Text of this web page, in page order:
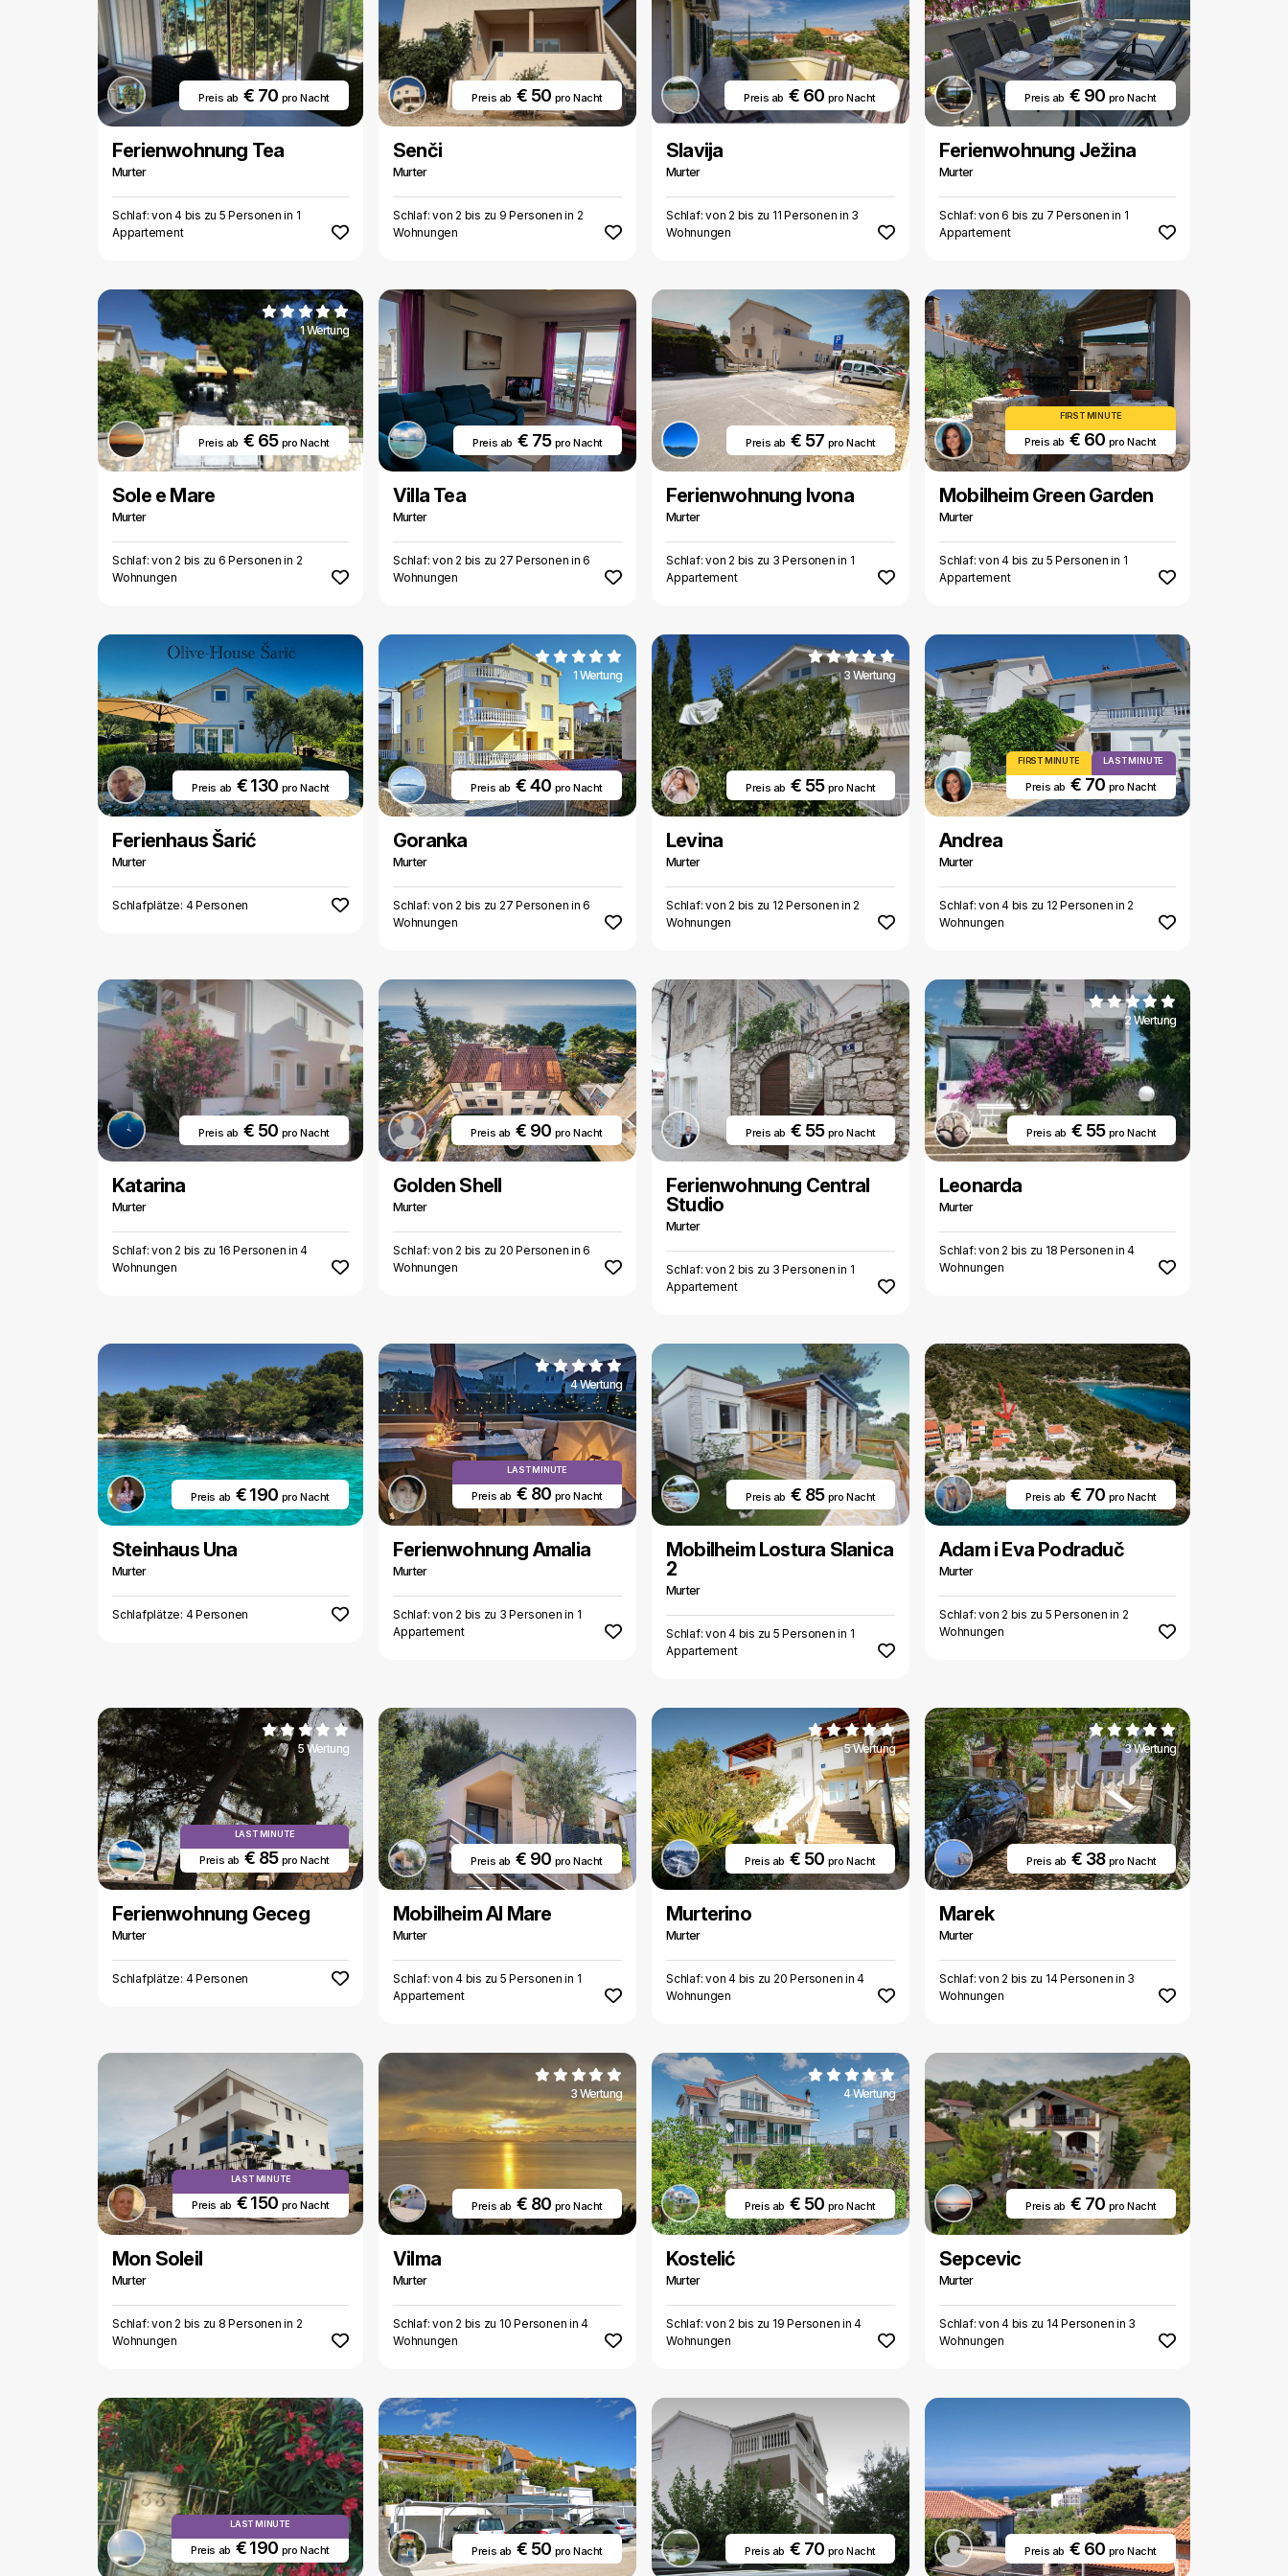
Preis ab€ 70 pro Nacht
Ferienwohnung Tea
Murter
Schlaf: von 4 bis zu 5 Personen in 1
Appartement
Preis ab€ 50 pro Nacht
Senči
Murter
Schlaf: von 2 bis zu 9 Personen in 2
Wohnungen
Preis ab€ 60 pro Nacht
Slavija
Murter
Schlaf: von 2 bis zu 11 Personen in 3
Wohnungen
Preis ab€ 90 pro Nacht
Ferienwohnung Ježina
Murter
Schlaf: von 6 bis zu 7 Personen in 1
Appartement
1 Wertung
Preis ab€ 65 pro Nacht
Sole e Mare
Murter
Schlaf: von 2 bis zu 6 Personen in 2
Wohnungen
Preis ab€ 75 pro Nacht
Villa Tea
Murter
Schlaf: von 2 bis zu 27 Personen in 6
Wohnungen
Preis ab€ 57 pro Nacht
Ferienwohnung Ivona
Murter
Schlaf: von 2 bis zu 3 Personen in 1
Appartement
FIRST MINUTE
Preis ab€ 60 pro Nacht
Mobilheim Green Garden
Murter
Schlaf: von 4 bis zu 5 Personen in 1
Appartement
Preis ab € 130 pro Nacht
Ferienhaus Šarić
Murter
Schlafplätze: 4 Personen
1 Wertung
Preis ab€ 40 pro Nacht
Goranka
Murter
Schlaf: von 2 bis zu 27 Personen in 6
Wohnungen
3 Wertung
Preis ab€ 55 pro Nacht
Levina
Murter
Schlaf: von 2 bis zu 12 Personen in 2
Wohnungen
FIRST MINUTE LAST MINUTE
Preis ab€ 70 pro Nacht
Andrea
Murter
Schlaf: von 4 bis zu 12 Personen in 2
Wohnungen
Preis ab€ 50 pro Nacht
Katarina
Murter
Schlaf: von 2 bis zu 16 Personen in 4
Wohnungen
Preis ab€ 90 pro Nacht
Golden Shell
Murter
Schlaf: von 2 bis zu 20 Personen in 6
Wohnungen
Preis ab€ 55 pro Nacht
Ferienwohnung Central
Studio
Murter
Schlaf: von 2 bis zu 3 Personen in 1
Appartement
2 Wertung
Preis ab€ 55 pro Nacht
Leonarda
Murter
Schlaf: von 2 bis zu 18 Personen in 4
Wohnungen
Preis ab € 190 pro Nacht
Steinhaus Una
Murter
Schlafplätze: 4 Personen
4 Wertung
LAST MINUTE
Preis ab€ 80 pro Nacht
Ferienwohnung Amalia
Murter
Schlaf: von 2 bis zu 3 Personen in 1
Appartement
Preis ab€ 85 pro Nacht
Mobilheim Lostura Slanica
2
Murter
Schlaf: von 4 bis zu 5 Personen in 1
Appartement
Preis ab€ 70 pro Nacht
Adam i Eva Podraduč
Murter
Schlaf: von 2 bis zu 5 Personen in 2
Wohnungen
5 Wertung
LAST MINUTE
Preis ab€ 85 pro Nacht
Ferienwohnung Geceg
Murter
Schlafplätze: 4 Personen
Preis ab€ 90 pro Nacht
Mobilheim Al Mare
Murter
Schlaf: von 4 bis zu 5 Personen in 1
Appartement
5 Wertung
Preis ab€ 50 pro Nacht
Murterino
Murter
Schlaf: von 4 bis zu 20 Personen in 4
Wohnungen
3 Wertung
Preis ab€ 38 pro Nacht
Marek
Murter
Schlaf: von 2 bis zu 14 Personen in 3
Wohnungen
LAST MINUTE
Preis ab € 150 pro Nacht
Mon Soleil
Murter
Schlaf: von 2 bis zu 8 Personen in 2
Wohnungen
3 Wertung
Preis ab€ 80 pro Nacht
Vilma
Murter
Schlaf: von 2 bis zu 10 Personen in 4
Wohnungen
4 Wertung
Preis ab€ 50 pro Nacht
Kostelić
Murter
Schlaf: von 2 bis zu 19 Personen in 4
Wohnungen
Preis ab€ 70 pro Nacht
Sepcevic
Murter
Schlaf: von 4 bis zu 14 Personen in 3
Wohnungen
LAST MINUTE
Preis ab € 190 pro Nacht Preis ab€ 50 pro Nacht Preis ab€ 70 pro Nacht Preis ab€ 60 pro Nacht